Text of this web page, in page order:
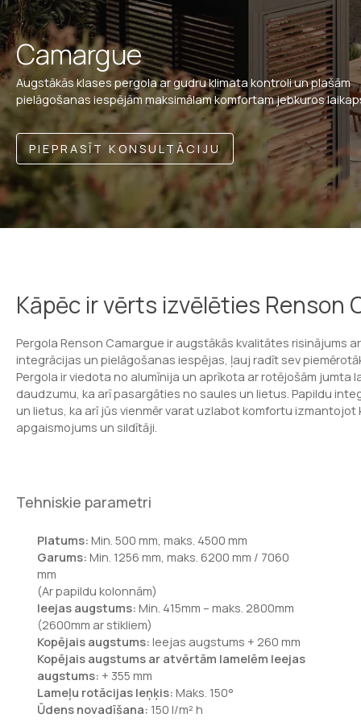
Camargue
Augstākās klases pergola ar gudru klimata kontroli un plašām
pielāgošanas iespējām maksimālam komfortam jebkuros
PIEPRASĪT KONSULTĀCIJU
Kāpēc ir vērts izvēlēties Renson
Pergola Renson Camargue ir augstākās kvalitātes risinājums
integrācijas un pielāgošanas iespējas, ļauj radīt sev
Pergola ir viedota no alumīnija un aprīkota ar rotējošām jumta
daudzumu, ka arī pasargāties no saules un lietus. Papildu
un lietus, ka arī jūs vienmēr varat uzlabot komfortu izmantojot
apgaismojums un sildītāji.
Tehniskie parametri
Platums: Min. 500 mm, maks. 4500 mm
Garums: Min. 1256 mm, maks. 6200 mm / 7060
mm
(Ar papildu kolonnām)
Ieejas augstums: Min. 415mm – maks. 2800mm
(2600mm ar stikliem)
Kopējais augstums: Ieejas augstums + 260 mm
Kopējais augstums ar atvērtām lamelēm Ieejas
augstums: + 355 mm
Lameļu rotācijas leņķis: Maks. 150°
Ūdens novadīšana: 150 l/m² h